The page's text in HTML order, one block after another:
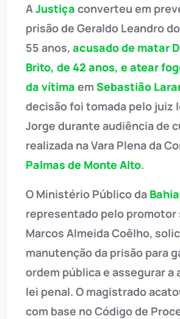
AJustiça converteu em
prisão de Geraldo Leandro
55 anos, acusado de matar
Brito, de 42 anos, e atear
da vítima em Sebastião
decisão foi tomada pelo juiz
Jorge durante audiência de
realizada na Vara Plena da
Palmas de Monte Alto.
O Ministério Público da Bahia
representado pelo
Marcos Almeida Coêlho,
manutenção da prisão para
ordem pública e assegurar a
lei penal. O magistrado
com base no Código de